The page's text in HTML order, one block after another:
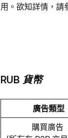
用。欲知詳情，請
RUB 貨幣
廣告類型
購買廣告